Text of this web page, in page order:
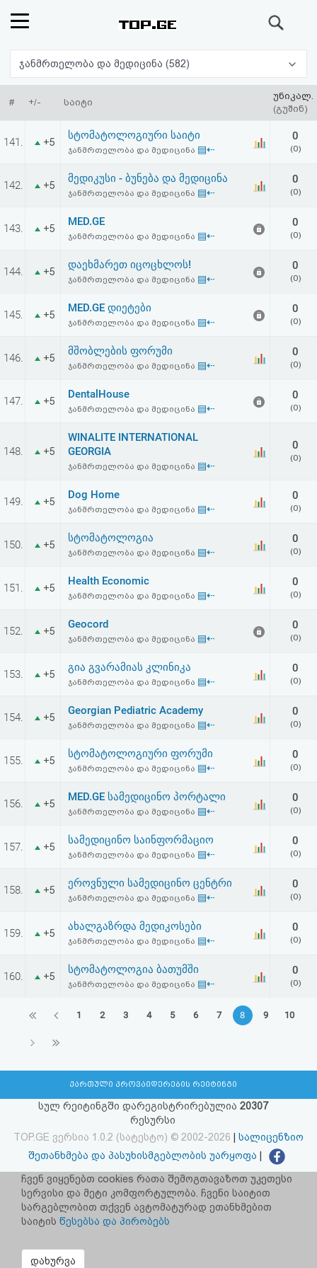
რეიტინგი
(მთავარი)
ფოსტა
პასუხი
ავტორიზაცია
რეგისტრაცია
პაროლის
აღდგენა
HTML
შეთანხმება
პასუხისმგებლობის
უარყოფა
ჯანმრთელობა და მედიცინა (582)
# +/- საიტი
უნიკალ.
(გუშინ)
141. +5
სტომატოლოგიური საიტი
ჯანმრთელობა და მედიცინა ▤⇠
0
(0)
142. +5
მედიკუსი - ბუნება და მედიცინა
ჯანმრთელობა და მედიცინა ▤⇠
0
(0)
143. +5
MED.GE
ჯანმრთელობა და მედიცინა ▤⇠
0
(0)
144. +5
დაეხმარეთ იცოცხლოს!
ჯანმრთელობა და მედიცინა ▤⇠
0
(0)
145. +5
MED.GE დიეტები
ჯანმრთელობა და მედიცინა ▤⇠
0
(0)
146. +5
მშობლების ფორუმი
ჯანმრთელობა და მედიცინა ▤⇠
0
(0)
147. +5
DentalHouse
ჯანმრთელობა და მედიცინა ▤⇠
0
(0)
148. +5
WINALITE INTERNATIONAL
GEORGIA
ჯანმრთელობა და მედიცინა ▤⇠
0
(0)
149. +5
Dog Home
ჯანმრთელობა და მედიცინა ▤⇠
0
(0)
150. +5
სტომატოლოგია
ჯანმრთელობა და მედიცინა ▤⇠
0
(0)
151. +5
Health Economic
ჯანმრთელობა და მედიცინა ▤⇠
0
(0)
152. +5
Geocord
ჯანმრთელობა და მედიცინა ▤⇠
0
(0)
153. +5
გია გვარამიას კლინიკა
ჯანმრთელობა და მედიცინა ▤⇠
0
(0)
154. +5
Georgian Pediatric Academy
ჯანმრთელობა და მედიცინა ▤⇠
0
(0)
155. +5
სტომატოლოგიური ფორუმი
ჯანმრთელობა და მედიცინა ▤⇠
0
(0)
156. +5
MED.GE სამედიცინო პორტალი
ჯანმრთელობა და მედიცინა ▤⇠
0
(0)
157. +5
სამედიცინო საინფორმაციო
ჯანმრთელობა და მედიცინა ▤⇠
0
(0)
158. +5
ეროვნული სამედიცინო ცენტრი
ჯანმრთელობა და მედიცინა ▤⇠
0
(0)
159. +5
ახალგაზრდა მედიკოსები
ჯანმრთელობა და მედიცინა ▤⇠
0
(0)
160. +5
სტომატოლოგია ბათუმში
ჯანმრთელობა და მედიცინა ▤⇠
0
(0)
1 2 3 4 5 6 7 8 9 10
ქართული პროვაიდერების რეიტინგი
სულ რეიტინგში დარეგისტრირებულია 20307
რესურსი
TOP.GE ვერსია 1.0.2 (სატესტო) © 2002-2026
სალიცენზიო
შეთანხმება და პასუხისმგებლობის უარყოფა
facebook.com/TOP.GE
იხილეთ TOP.GE - ის ძველი ვერსია ბმულზე
TOP.GE-ს სერვერების განთავსებას და ინტერნეტთან კავშირს
ჩვენ ვიყენებთ cookies რათა შემოგთავაზოთ უკეთესი
სერვისი და მეტი კომფორტულობა. ჩვენი საიტით
სარგებლობით თქვენ ავტომატურად ეთანხმებით
საიტის წესებსა და პირობებს
დახურვა